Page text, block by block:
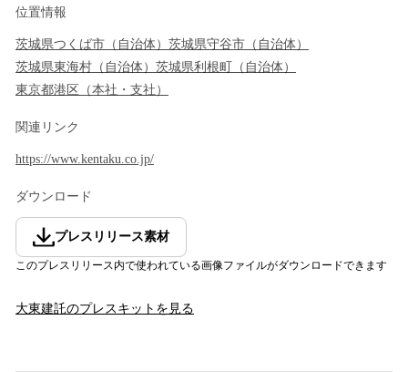
位置情報
茨城県つくば市 （ 自治体） 茨城県守谷市 （ 自治体）
茨城県東海村 （ 自治体） 茨城県利根町 （ 自治体）
東京都港区 （本社・支社 ）
関連リンク
https://www.kentaku.co.jp/
ダウンロード
プレスリリース素材
このプレスリリース内で使われている画像ファイルがダウンロードできます
大東建託のプレスキットを見る